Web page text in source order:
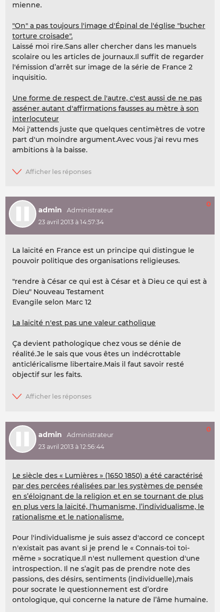
mienne.
"On" a pas toujours l'image d'Épinal de l'église "bucher
torture croisade".
Laissé moi rire.Sans aller chercher dans les manuels
scolaire ou les articles de journaux.Il suffit de regarder
l'émission d’arrêt sur image de la série de France 2
inquisitio.
Une forme de respect de l'autre, c'est aussi de ne pas
asséner autant d'affirmations fausses au mètre à son
interlocuteur
Moi j'attends juste que quelques centimètres de votre
part d'un moindre argument.Avec vous j'ai revu mes
ambitions à la baisse.
admin
23 avril 2013 à 14:57:34
0
La laïcité en France est un principe qui distingue le
pouvoir politique des organisations religieuses.
"rendre à César ce qui est à César et à Dieu ce qui est à
Dieu" Nouveau Testament
Evangile selon Marc 12
La laïcité n'est pas une valeur catholique
Ça devient pathologique chez vous se dénie de
réalité.Je le sais que vous êtes un indécrottable
anticléricalisme libertaire.Mais il faut savoir resté
objectif sur les faits.
admin
23 avril 2013 à 12:56:44
0
Le siècle des « Lumières » (1650 1850) a été caractérisé
par des percées réalisées par les systèmes de pensée
en s’éloignant de la religion et en se tournant de plus
en plus vers la laïcité, l’humanisme, l’individualisme, le
rationalisme et le nationalisme.
Pour l'individualisme je suis assez d'accord ce concept
n'existait pas avant si je prend le « Connais-toi toi-
même » socratique.Il n'est nullement question d'une
introspection. Il ne s’agit pas de prendre note des
passions, des désirs, sentiments (individuelle),mais
pour socrate le questionnement est d’ordre
ontologique, qui concerne la nature de l’âme humaine.